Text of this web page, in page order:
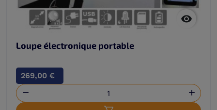

Loupe électronique portable
269,00 €
 